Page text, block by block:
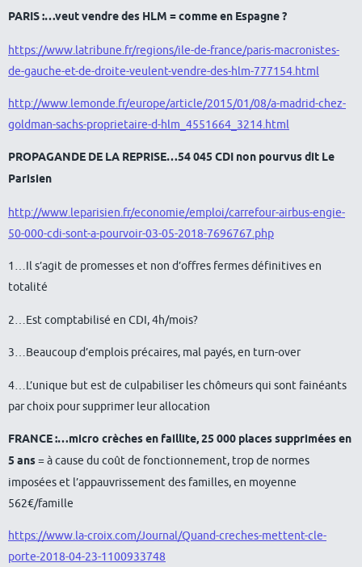
PARIS :…veut vendre des HLM = comme en Espagne ?
https://www.latribune.fr/regions/ile-de-france/paris-macronistes-
de-gauche-et-de-droite-veulent-vendre-des-hlm-777154.html
http://www.lemonde.fr/europe/article/2015/01/08/a-madrid-chez-
goldman-sachs-proprietaire-d-hlm_4551664_3214.html
PROPAGANDE DE LA REPRISE…54 045 CDI non pourvus dit Le
Parisien
http://www.leparisien.fr/economie/emploi/carrefour-airbus-engie-
50-000-cdi-sont-a-pourvoir-03-05-2018-7696767.php
1…Il s’agit de promesses et non d’offres fermes définitives en
totalité
2…Est comptabilisé en CDI, 4h/mois?
3…Beaucoup d’emplois précaires, mal payés, en turn-over
4…L’unique but est de culpabiliser les chômeurs qui sont fainéants
par choix pour supprimer leur allocation
FRANCE :…micro crèches en faillite, 25 000 places supprimées en
5 ans= à cause du coût de fonctionnement, trop de normes
imposées et l’appauvrissement des familles, en moyenne
562€/famille
https://www.la-croix.com/Journal/Quand-creches-mettent-cle-
porte-2018-04-23-1100933748